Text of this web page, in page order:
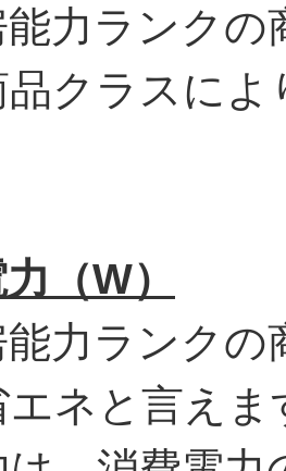
能力ランク
品クラスに
（W）
能力ランク
エネと言えま